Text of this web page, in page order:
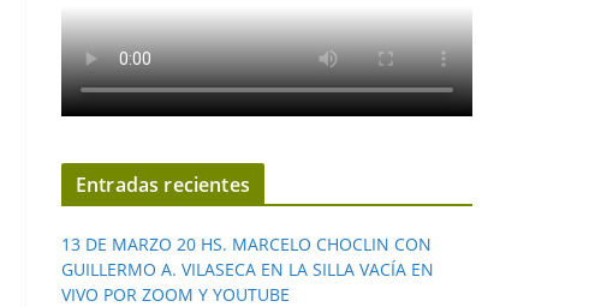
Entradas recientes
13 DE MARZO 20 HS. MARCELO CHOCLIN CON
GUILLERMO A. VILASECA EN LA SILLA VACÍA EN
VIVO POR ZOOM Y YOUTUBE